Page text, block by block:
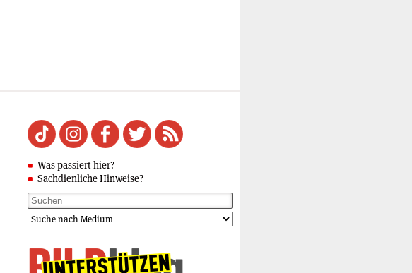
Was passiert hier?
Sachdienliche Hinweise?